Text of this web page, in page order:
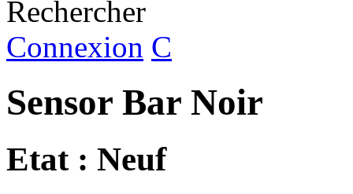
Rechercher
Connexion C
Sensor Bar Noir
Etat : Neuf